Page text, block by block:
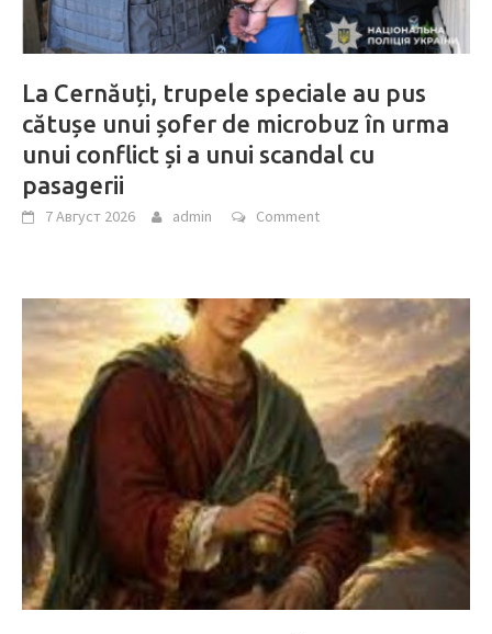
La Cernăuți, trupele speciale au pus
cătușe unui șofer de microbuz în urma
unui conflict și a unui scandal cu
pasagerii
7 Август 2026 admin Comment